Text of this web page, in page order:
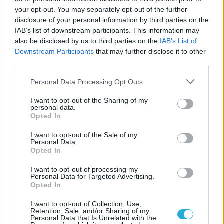
your opt-out. You may separately opt-out of the further
disclosure of your personal information by third parties on the
IAB’s list of downstream participants. This information may
also be disclosed by us to third parties on the IAB’s List of
Downstream Participants that may further disclose it to other
Personal Data Processing Opt Outs
I want to opt-out of the Sharing of my
personal data.
Opted In
I want to opt-out of the Sale of my
Personal Data.
Opted In
I want to opt-out of processing my
Personal Data for Targeted Advertising.
Opted In
I want to opt-out of Collection, Use,
Retention, Sale, and/or Sharing of my
Personal Data that Is Unrelated with the
Szerző:LeEcoBo
Dátum:2025.10.08 07:00
a Google-ben.
KAPCSOLÓDÓ HÍREK
A bétázók rá sem fognak ismerni a
Battlefield 6-ra
Egészen a Battlefield 6 rajtjáig kapott
hosszabbítást a Call of Duty: Black Ops 7
bétája
Kiszivárgott a Battlefield 6, sokan már a
multiplayert játsszák